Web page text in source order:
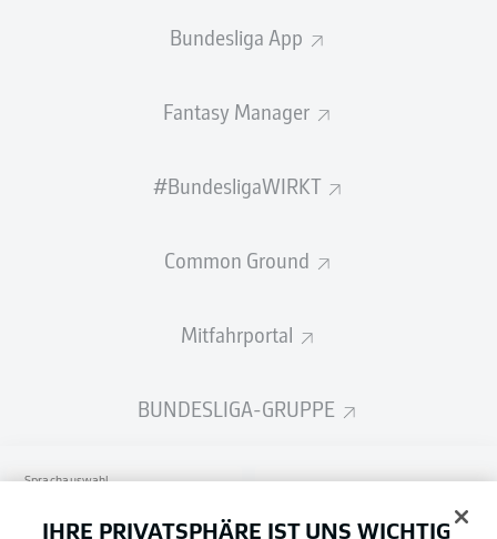
Bundesliga App
Fantasy Manager
#BundesligaWIRKT
Common Ground
Mitfahrportal
BUNDESLIGA-GRUPPE
Sprachauswahl
IHRE PRIVATSPHÄRE IST UNS WICHTIG